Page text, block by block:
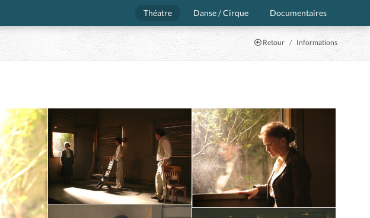
Théatre Danse / Cirque Documentaires
Retour Informations